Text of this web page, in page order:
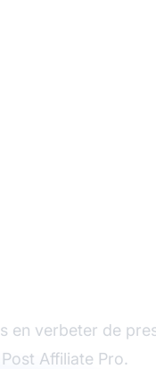
en verbeter de
Affiliate Pro.